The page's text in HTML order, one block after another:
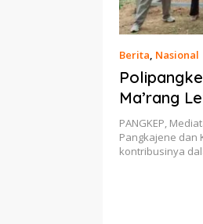
Berita, Nasional
Ma’rang
PANGKEP,
Pangkajene dan
kontribusinya